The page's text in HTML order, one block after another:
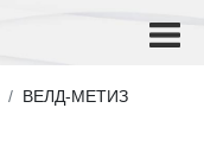
ВЕЛД-МЕТИЗ